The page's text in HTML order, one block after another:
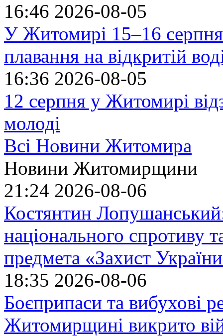
16:46 2026-08-05
У Житомирі 15–16 серпня
плавання на відкритій
16:36 2026-08-05
12 серпня у Житомирі
молоді
Всі Новини Житомира
Новини Житомирщини
21:24 2026-08-06
Костянтин
національного спротиву
предмета «Захист
18:35 2026-08-06
Боєприпаси та вибухові
Житомирщині викрито